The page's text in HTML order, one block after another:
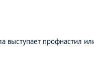
выступает профнастил